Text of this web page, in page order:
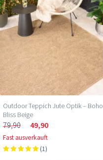
Outdoor Teppich Jute Optik – Boho
Bliss Beige
79,90 49,90
Fast ausverkauft
(1)